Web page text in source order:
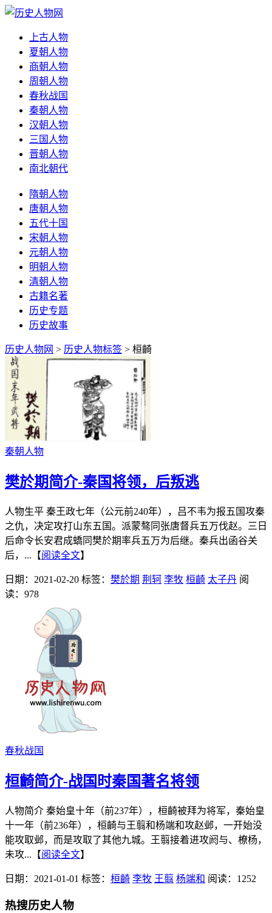
上古人物
夏朝人物
商朝人物
周朝人物
春秋战国
秦朝人物
汉朝人物
三国人物
晋朝人物
南北朝代
隋朝人物
唐朝人物
五代十国
宋朝人物
元朝人物
明朝人物
清朝人物
古籍名著
历史专题
历史故事
历史人物网 > 历史人物标签 > 桓齮
秦朝人物
樊於期简介-秦国将领，后叛逃
人物生平 秦王政七年（公元前240年），吕不韦为报五国攻秦
之仇，决定攻打山东五国。派蒙骜同张唐督兵五万伐赵。三日
后命令长安君成蟜同樊於期率兵五万为后继。秦兵出函谷关
后，...【阅读全文】
日期：2021-02-20 标签： 樊於期 荆轲 李牧 桓齮 太子丹 阅
读：978
春秋战国
桓齮简介-战国时秦国著名将领
人物简介 秦始皇十年（前237年），桓齮被拜为将军，秦始皇
十一年（前236年），桓齮与王翦和杨端和攻赵邺，一开始没
能攻取邺，而是攻取了其他九城。王翦接着进攻阏与、橑杨，
未攻...【阅读全文】
日期：2021-01-01 标签： 桓齮 李牧 王翦 杨端和 阅读：1252
热搜历史人物